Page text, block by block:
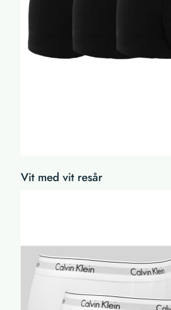
Vit med vit resår